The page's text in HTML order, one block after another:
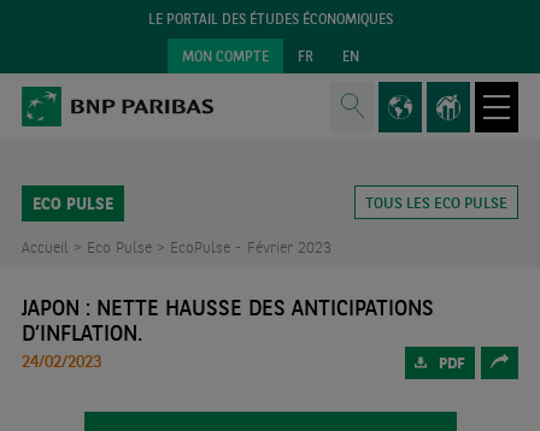
LE PORTAIL DES ÉTUDES ÉCONOMIQUES
MON COMPTE FR EN
ECO PULSE TOUS LES ECO PULSE
Accueil > Eco Pulse > EcoPulse - Février 2023
JAPON : NETTE HAUSSE DES ANTICIPATIONS
D’INFLATION.
24/02/2023 PDF